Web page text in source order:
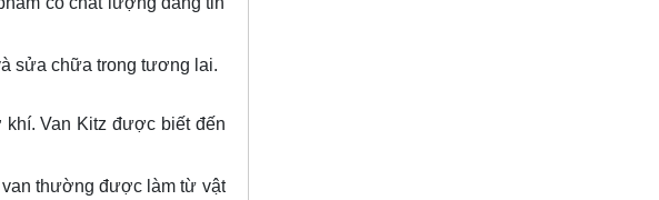
sửa chữa trong tương lai.
khí. Van Kitz được biết đến
van thường được làm từ vật